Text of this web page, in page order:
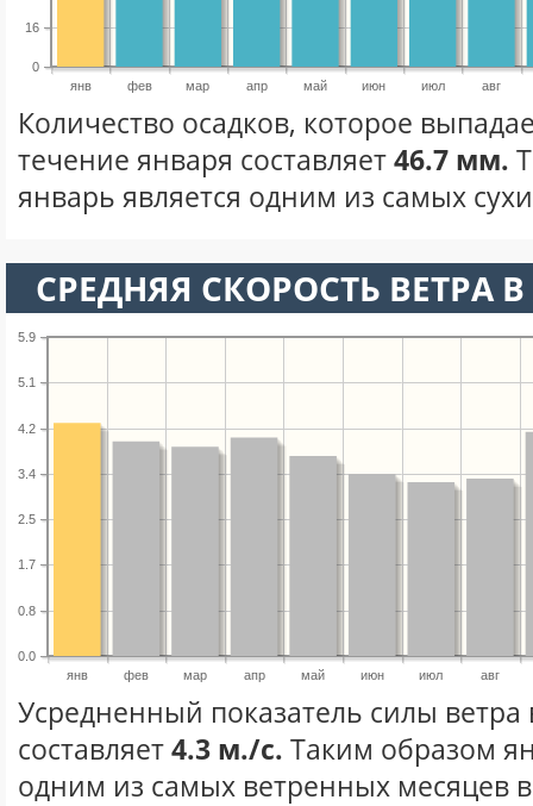
янв фев мар апр май июн июл авг
0
16
Количество осадков, которое
течение января составляет46.7 мм.
январь является одним из самых
СРЕДНЯЯ СКОРОСТЬ ВЕТРА
янв фев мар апр май июн июл авг
0.0
0.8
1.7
2.5
3.4
4.2
5.1
5.9
Усредненный показатель силы ветра
составляет4.3 м./с. Таким образом
одним из самых ветренных месяцев в